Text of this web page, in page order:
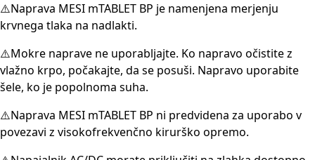
⚠️Naprava MESI mTABLET BP je namenjena merjenju
krvnega tlaka na nadlakti.
⚠️Mokre naprave ne uporabljajte. Ko napravo očistite z
vlažno krpo, počakajte, da se posuši. Napravo uporabite
šele, ko je popolnoma suha.
⚠️Naprava MESI mTABLET BP ni predvidena za uporabo v
povezavi z visokofrekvenčno kirurško opremo.